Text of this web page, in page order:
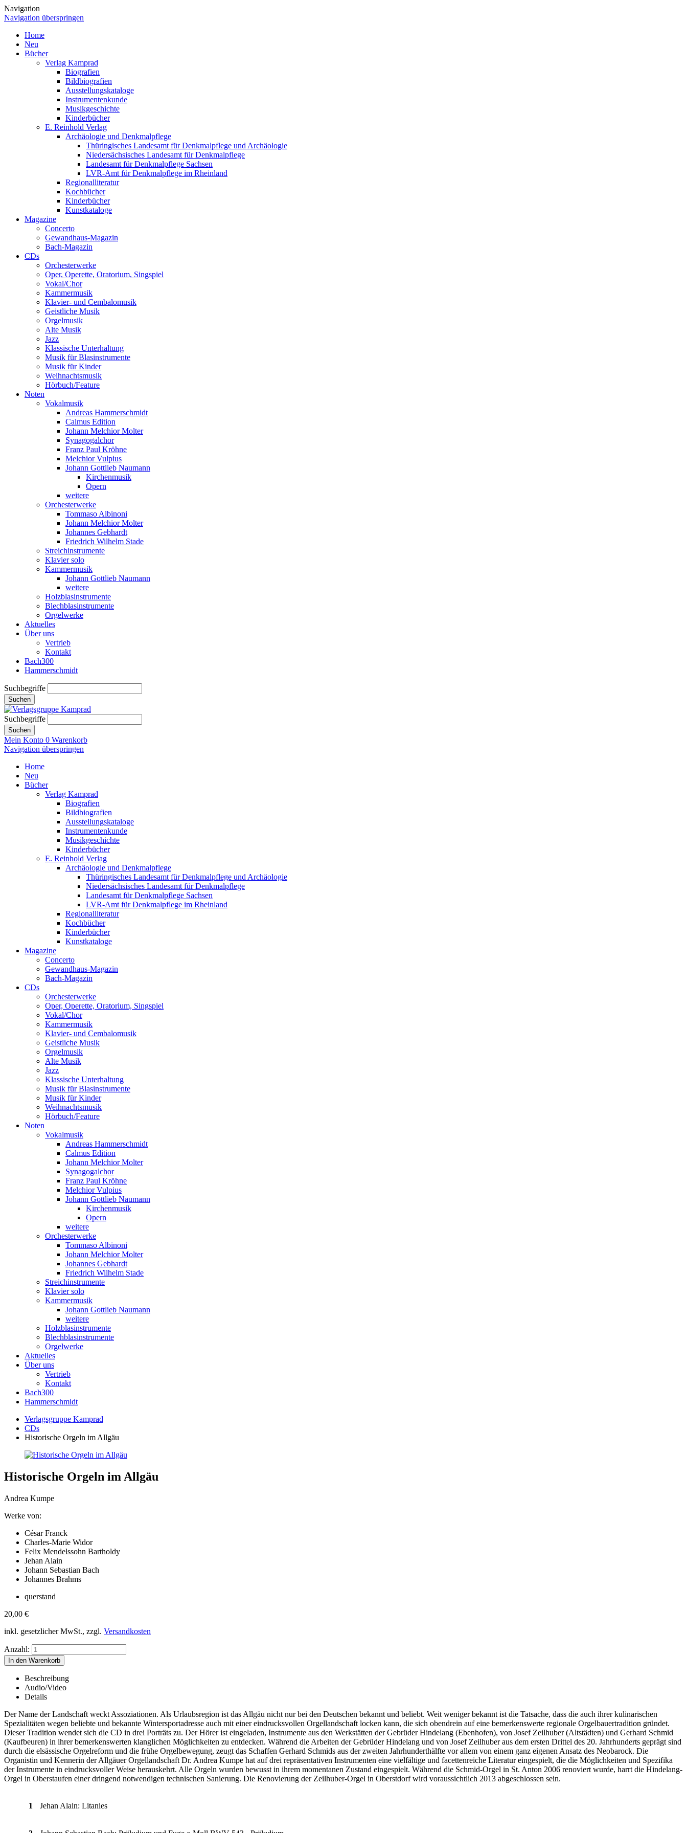
Navigation
Navigation überspringen
Home
Neu
Bücher
Verlag Kamprad
Biografien
Bildbiografien
Ausstellungskataloge
Instrumentenkunde
Musikgeschichte
Kinderbücher
E. Reinhold Verlag
Archäologie und Denkmalpflege
Thüringisches Landesamt für Denkmalpflege und Archäologie
Niedersächsisches Landesamt für Denkmalpflege
Landesamt für Denkmalpflege Sachsen
LVR-Amt für Denkmalpflege im Rheinland
Regionalliteratur
Kochbücher
Kinderbücher
Kunstkataloge
Magazine
Concerto
Gewandhaus-Magazin
Bach-Magazin
CDs
Orchesterwerke
Oper, Operette, Oratorium, Singspiel
Vokal/Chor
Kammermusik
Klavier- und Cembalomusik
Geistliche Musik
Orgelmusik
Alte Musik
Jazz
Klassische Unterhaltung
Musik für Blasinstrumente
Musik für Kinder
Weihnachtsmusik
Hörbuch/Feature
Noten
Vokalmusik
Andreas Hammerschmidt
Calmus Edition
Johann Melchior Molter
Synagogalchor
Franz Paul Kröhne
Melchior Vulpius
Johann Gottlieb Naumann
Kirchenmusik
Opern
weitere
Orchesterwerke
Tommaso Albinoni
Johann Melchior Molter
Johannes Gebhardt
Friedrich Wilhelm Stade
Streichinstrumente
Klavier solo
Kammermusik
Johann Gottlieb Naumann
weitere
Holzblasinstrumente
Blechblasinstrumente
Orgelwerke
Aktuelles
Über uns
Vertrieb
Kontakt
Bach300
Hammerschmidt
Suchbegriffe
Suchen
Suchbegriffe
Suchen
Mein Konto 0 Warenkorb
Navigation überspringen
Home
Neu
Bücher
Verlag Kamprad
Biografien
Bildbiografien
Ausstellungskataloge
Instrumentenkunde
Musikgeschichte
Kinderbücher
E. Reinhold Verlag
Archäologie und Denkmalpflege
Thüringisches Landesamt für Denkmalpflege und Archäologie
Niedersächsisches Landesamt für Denkmalpflege
Landesamt für Denkmalpflege Sachsen
LVR-Amt für Denkmalpflege im Rheinland
Regionalliteratur
Kochbücher
Kinderbücher
Kunstkataloge
Magazine
Concerto
Gewandhaus-Magazin
Bach-Magazin
CDs
Orchesterwerke
Oper, Operette, Oratorium, Singspiel
Vokal/Chor
Kammermusik
Klavier- und Cembalomusik
Geistliche Musik
Orgelmusik
Alte Musik
Jazz
Klassische Unterhaltung
Musik für Blasinstrumente
Musik für Kinder
Weihnachtsmusik
Hörbuch/Feature
Noten
Vokalmusik
Andreas Hammerschmidt
Calmus Edition
Johann Melchior Molter
Synagogalchor
Franz Paul Kröhne
Melchior Vulpius
Johann Gottlieb Naumann
Kirchenmusik
Opern
weitere
Orchesterwerke
Tommaso Albinoni
Johann Melchior Molter
Johannes Gebhardt
Friedrich Wilhelm Stade
Streichinstrumente
Klavier solo
Kammermusik
Johann Gottlieb Naumann
weitere
Holzblasinstrumente
Blechblasinstrumente
Orgelwerke
Aktuelles
Über uns
Vertrieb
Kontakt
Bach300
Hammerschmidt
Verlagsgruppe Kamprad
CDs
Historische Orgeln im Allgäu
Historische Orgeln im Allgäu
Andrea Kumpe
Werke von:
César Franck
Charles-Marie Widor
Felix Mendelssohn Bartholdy
Jehan Alain
Johann Sebastian Bach
Johannes Brahms
querstand
20,00 €
inkl. gesetzlicher MwSt., zzgl. Versandkosten
Anzahl:
Beschreibung
Audio/Video
Details
Der Name der Landschaft weckt Assoziationen. Als Urlaubsregion ist das Allgäu nicht nur bei den Deutschen bekannt und beliebt. Weit weniger bekannt ist die Tatsache, dass die auch ihrer kulinarischen
Spezialitäten wegen beliebte und bekannte Wintersportadresse auch mit einer eindrucksvollen Orgellandschaft locken kann, die sich obendrein auf eine bemerkenswerte regionale Orgelbauertradition gründet.
Dieser Tradition wendet sich die CD in drei Porträts zu. Der Hörer ist eingeladen, Instrumente aus den Werkstätten der Gebrüder Hindelang (Ebenhofen), von Josef Zeilhuber (Altstädten) und Gerhard Schmid
(Kaufbeuren) in ihrer bemerkenswerten klanglichen Möglichkeiten zu entdecken. Während die Arbeiten der Gebrüder Hindelang und von Josef Zeilhuber aus dem ersten Drittel des 20. Jahrhunderts geprägt sind
durch die elsässische Orgelreform und die frühe Orgelbewegung, zeugt das Schaffen Gerhard Schmids aus der zweiten Jahrhunderthälfte vor allem von einem ganz eigenen Ansatz des Neobarock. Die
Organistin und Kennerin der Allgäuer Orgellandschaft Dr. Andrea Kumpe hat auf drei repräsentativen Instrumenten eine vielfältige und facettenreiche Literatur eingespielt, die die Möglichkeiten und Spezifika
der Instrumente in eindrucksvoller Weise herauskehrt. Alle Orgeln wurden bewusst in ihrem momentanen Zustand eingespielt. Während die Schmid-Orgel in St. Anton 2006 renoviert wurde, harrt die Hindelang-
Orgel in Oberstaufen einer dringend notwendigen technischen Sanierung. Die Renovierung der Zeilhuber-Orgel in Oberstdorf wird voraussichtlich 2013 abgeschlossen sein.
1 Jehan Alain: Litanies